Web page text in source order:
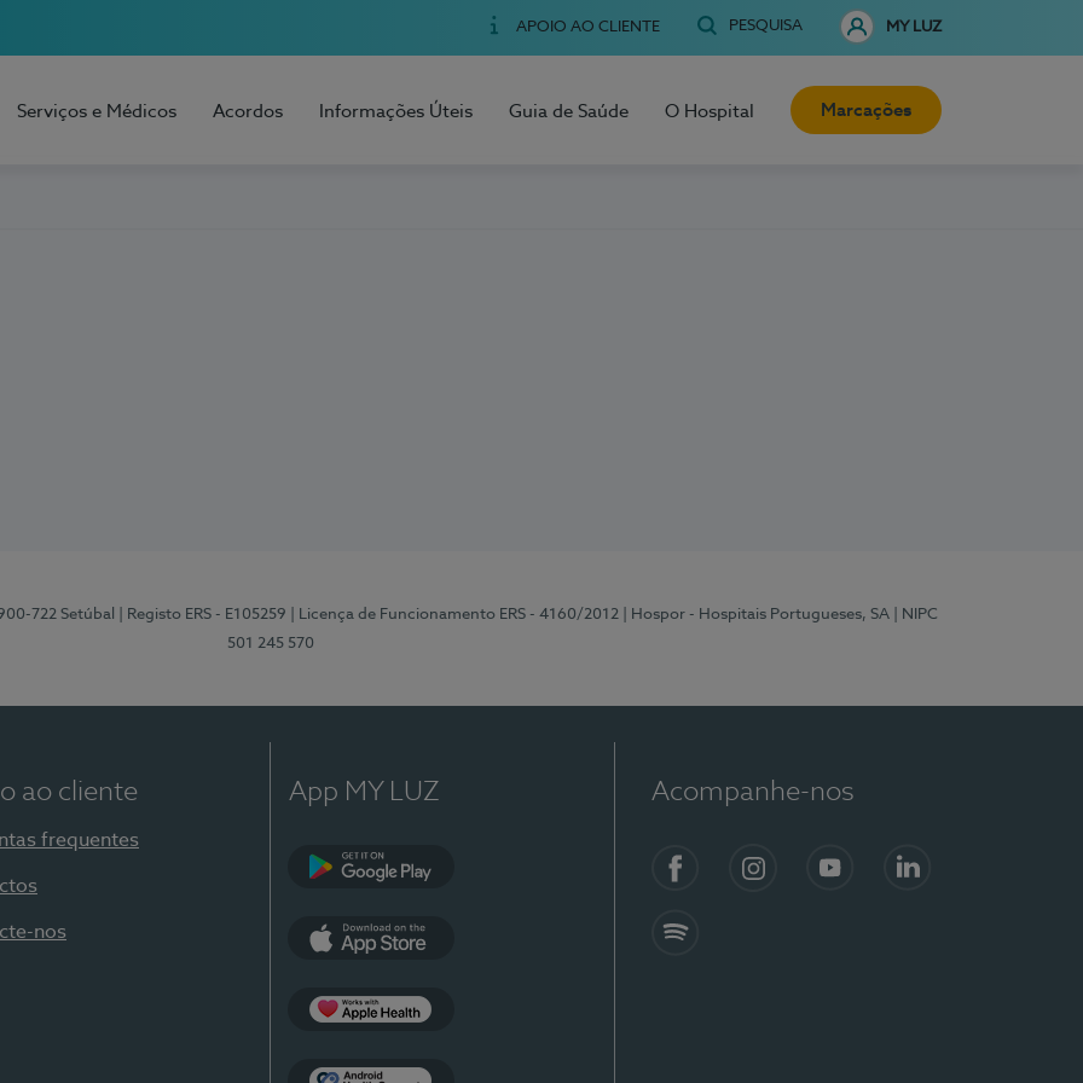
APOIO AO CLIENTE PESQUISA MY LUZ
Serviços e Médicos Acordos Informações Úteis Guia de Saúde O Hospital Marcações
722 Setúbal | Registo ERS - E105259 | Licença de Funcionamento ERS - 4160/2012 | Hospor - Hospitais Portugueses, SA
| NIPC
501 245 570
ao cliente
frequentes
nos
App MY LUZ Acompanhe-nos